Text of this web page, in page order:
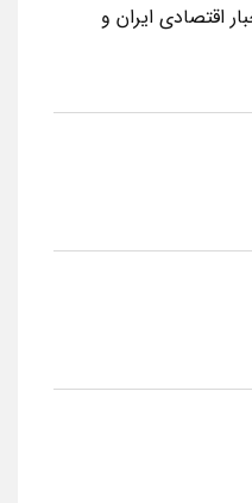
اقتصادی ایران و